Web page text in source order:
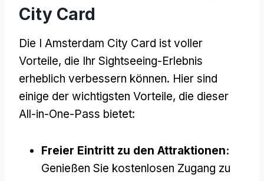
City Card
Die I Amsterdam City Card ist voller
Vorteile, die Ihr Sightseeing-Erlebnis
erheblich verbessern können. Hier sind
einige der wichtigsten Vorteile, die dieser
All-in-One-Pass bietet:
Freier Eintritt zu den Attraktionen:
Genießen Sie kostenlosen Zugang zu